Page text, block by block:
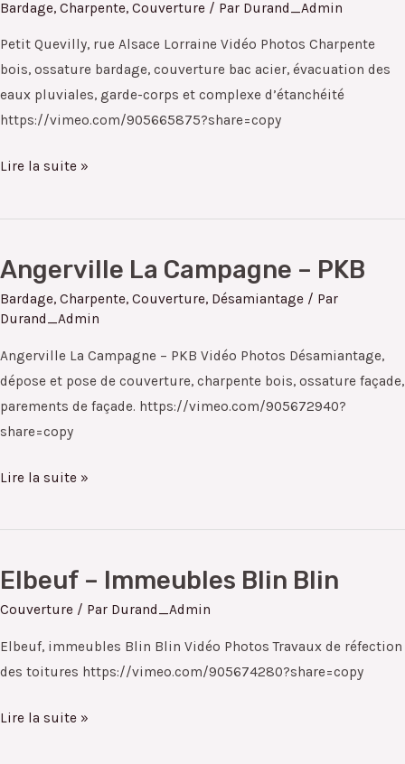
Bardage, Charpente, Couverture / Par Durand_Admin
Petit Quevilly, rue Alsace Lorraine Vidéo Photos Charpente
bois, ossature bardage, couverture bac acier, évacuation des
eaux pluviales, garde-corps et complexe d’étanchéité
https://vimeo.com/905665875?share=copy
Alsace
Lorraine
Lire la suite »
Angerville La Campagne – PKB
Bardage, Charpente, Couverture, Désamiantage / Par
Durand_Admin
Angerville La Campagne – PKB Vidéo Photos Désamiantage,
dépose et pose de couverture, charpente bois, ossature façade,
parements de façade. https://vimeo.com/905672940?
share=copy
Angerville
La
Campagne
PKB
Lire la suite »
Elbeuf – Immeubles Blin Blin
Couverture / Par Durand_Admin
Elbeuf, immeubles Blin Blin Vidéo Photos Travaux de réfection
des toitures https://vimeo.com/905674280?share=copy
Elbeuf
–
Blin
Blin
Lire la suite »